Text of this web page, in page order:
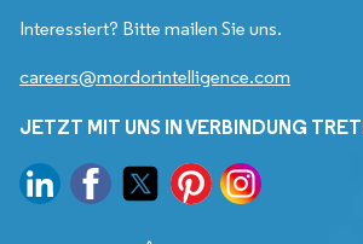
Interessiert? Bitte mailen Sie uns.
careers@mordorintelligence.com
JETZT MIT UNS IN VERBINDUNG